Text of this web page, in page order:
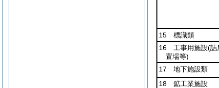
15 標識類
16 工事用施設(詰
置場等)
17 地下施設類
18 鉱工業施設